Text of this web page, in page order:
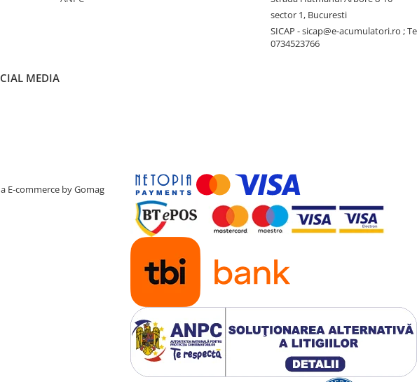
sector 1, Bucuresti
SICAP - sicap@e-acumulatori.ro ;
0734523766
MEDIA
E-commerce by Gomag